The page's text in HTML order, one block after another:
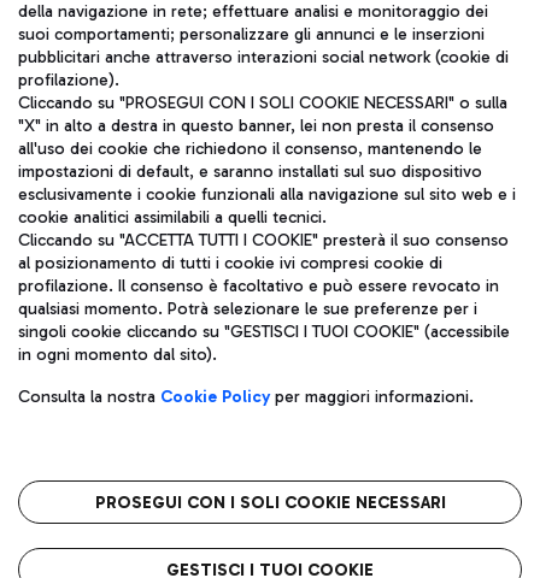
ITA
Aeroporti di Roma S.p.A. - Società soggetta a direzione e
coordinamento di Mundys S.p.A.
Codice fiscale e Registro delle Imprese di Roma 13032990155 P.
IVA 06572251004
Capitale sociale 62.224.743,00 int. vers.
Sede legale: Via Pier Paolo Racchetti 1 - 00054 Fiumicino (RM)
telefono +39 06 65951
Privacy policy
Note legali
Roma FCO
L'aeroporto stellato
della navigazione in rete; effettuare analisi e monitoraggio dei
suoi comportamenti; personalizzare gli annunci e le inserzioni
pubblicitari anche attraverso interazioni social network (cookie di
profilazione).
Cliccando su "PROSEGUI CON I SOLI COOKIE NECESSARI" o sulla
"X" in alto a destra in questo banner, lei non presta il consenso
all'uso dei cookie che richiedono il consenso, mantenendo le
impostazioni di default, e saranno installati sul suo dispositivo
esclusivamente i cookie funzionali alla navigazione sul sito web e i
cookie analitici assimilabili a quelli tecnici.
Cliccando su "ACCETTA TUTTI I COOKIE" presterà il suo consenso
al posizionamento di tutti i cookie ivi compresi cookie di
profilazione. Il consenso è facoltativo e può essere revocato in
qualsiasi momento. Potrà selezionare le sue preferenze per i
singoli cookie cliccando su "GESTISCI I TUOI COOKIE" (accessibile
in ogni momento dal sito).
Consulta la nostra Cookie Policyper maggiori informazioni.
PROSEGUI CON I SOLI COOKIE NECESSARI
GESTISCI I TUOI COOKIE